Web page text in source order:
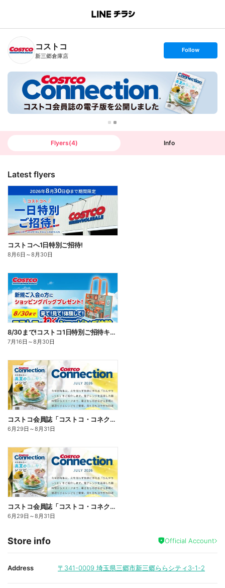
B
n
c
h
T
コストコ
新三郷倉庫店
s
t
o
l
l
o
w
Follow
Flyers(4) Info
Latest flyers
コストコへ1日特別ご招待!
8月6日 ～8月30日
8/30まで!コストコ1日特別ご招待キャンペーン!
7月16日 ～8月30日
コストコ会員誌「コストコ・コネクション」9月号発刊!
6月29日 ～8月31日
コストコ会員誌「コストコ・コネクション」7月号発刊!
6月29日 ～8月31日
Store info Official Account
Address 〒341-0009 埼玉県三郷市新三郷ららシティ3-1-2